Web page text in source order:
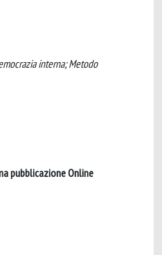
interna; Metodo
pubblicazione Online